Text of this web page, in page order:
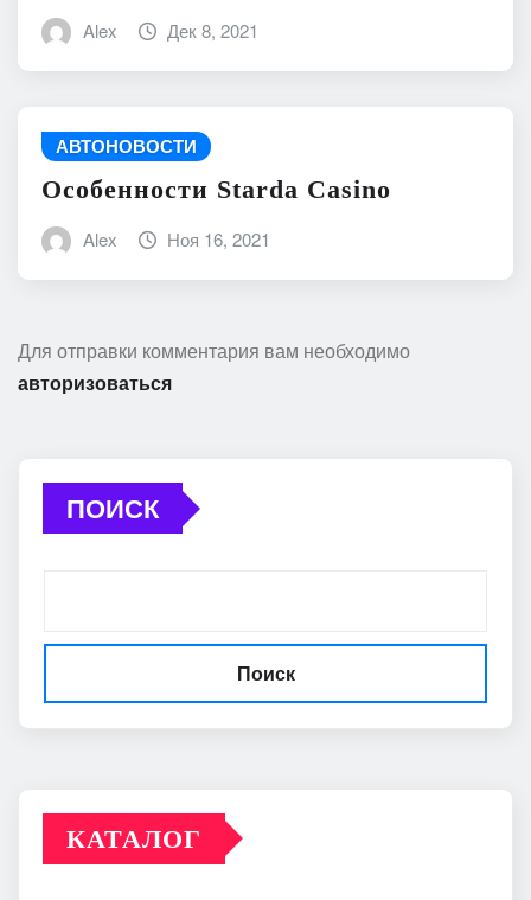
Alex Дек 8, 2021
АВТОНОВОСТИ
Особенности Starda Сasino
Alex Ноя 16, 2021
Для отправки комментария вам необходимо
авторизоваться
ПОИСК
Поиск
КАТАЛОГ